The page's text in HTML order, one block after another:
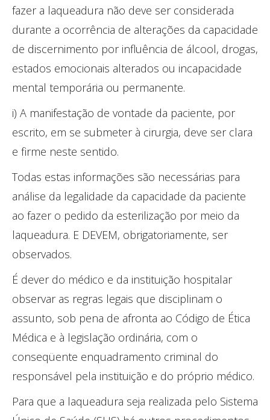
fazer a laqueadura não deve ser considerada
durante a ocorrência de alterações da capacidade
de discernimento por influência de álcool, drogas,
estados emocionais alterados ou incapacidade
mental temporária ou permanente.
i) A manifestação de vontade da paciente, por
escrito, em se submeter à cirurgia, deve ser clara
e firme neste sentido.
Todas estas informações são necessárias para
análise da legalidade da capacidade da paciente
ao fazer o pedido da esterilização por meio da
laqueadura. E DEVEM, obrigatoriamente, ser
observados.
É dever do médico e da instituição hospitalar
observar as regras legais que disciplinam o
assunto, sob pena de afronta ao Código de Ética
Médica e à legislação ordinária, com o
conseqüente enquadramento criminal do
responsável pela instituição e do próprio médico.
Para que a laqueadura seja realizada pelo Sistema